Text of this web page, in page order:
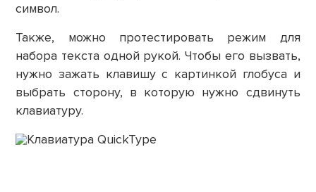
символ.
Также, можно протестировать режим для
набора текста одной рукой. Чтобы его вызвать,
нужно зажать клавишу с картинкой глобуса и
выбрать сторону, в которую нужно сдвинуть
клавиатуру.